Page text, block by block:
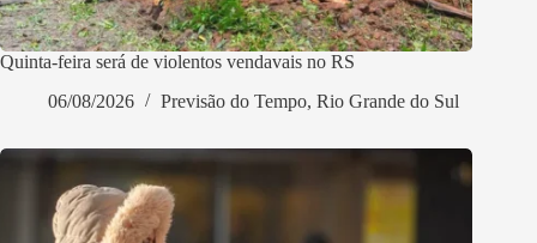
Quinta-feira será de violentos vendavais no RS
06/08/2026
Previsão do Tempo, Rio Grande do Sul